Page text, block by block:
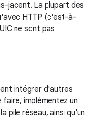
jacent. La plupart des
HTTP (c'est-à-
ne sont pas
intégrer d'autres
faire, implémentez un
pile réseau, ainsi qu'un